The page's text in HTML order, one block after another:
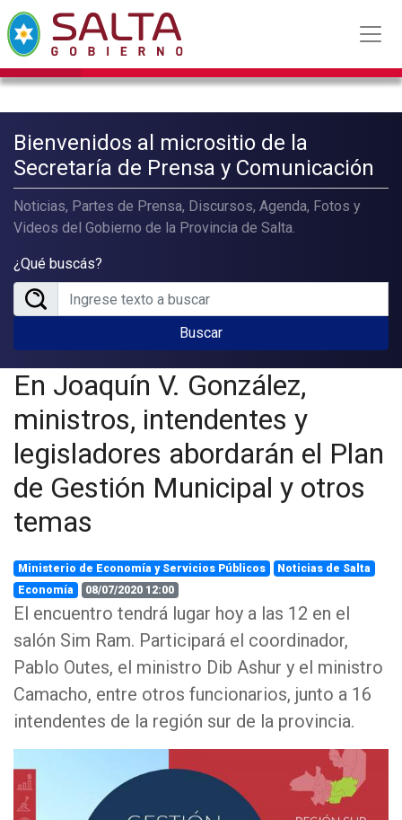
Bienvenidos al micrositio de la
Secretaría de Prensa y Comunicación
Noticias, Partes de Prensa, Discursos, Agenda, Fotos y
Videos del Gobierno de la Provincia de Salta.
¿Qué buscás?
Buscar
En Joaquín V. González,
ministros, intendentes y
legisladores abordarán el Plan
de Gestión Municipal y otros
temas
Ministerio de Economía y Servicios Públicos
Noticias de Salta
Economía
08/07/2020 12:00
El encuentro tendrá lugar hoy a las 12 en el
salón Sim Ram. Participará el coordinador,
Pablo Outes, el ministro Dib Ashur y el ministro
Camacho, entre otros funcionarios, junto a 16
intendentes de la región sur de la provincia.